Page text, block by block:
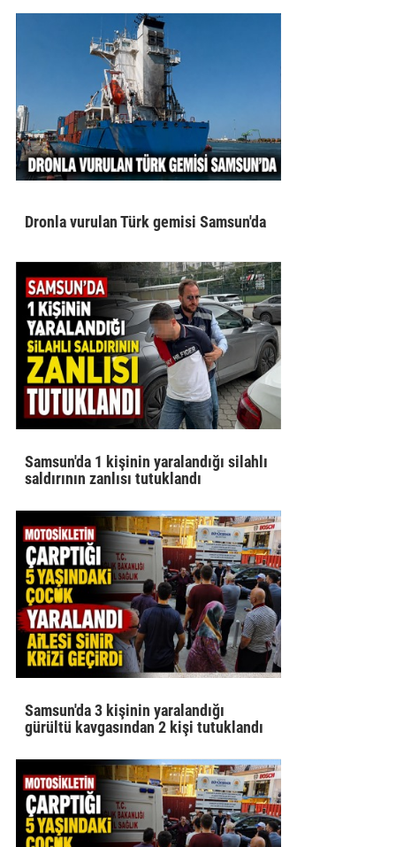
Dronla vurulan Türk gemisi Samsun'da
Samsun'da 1 kişinin yaralandığı silahlı
saldırının zanlısı tutuklandı
Samsun'da 3 kişinin yaralandığı
gürültü kavgasından 2 kişi tutuklandı